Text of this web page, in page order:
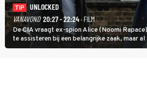
TIP
UNLOCKED
VANAVOND 20:27 - 22:24· FILM
De CIA vraagt ex-spion Alice (Noomi
te assisteren bij een belangrijke zaak, maar
degene die haar aanstelde kwade